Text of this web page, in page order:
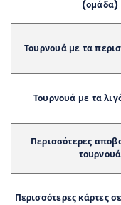
(ομάδα)
Τουρνουά με τα
Τουρνουά με τα
Περισσότερες
τουρνουά
Περισσότερες κάρτες